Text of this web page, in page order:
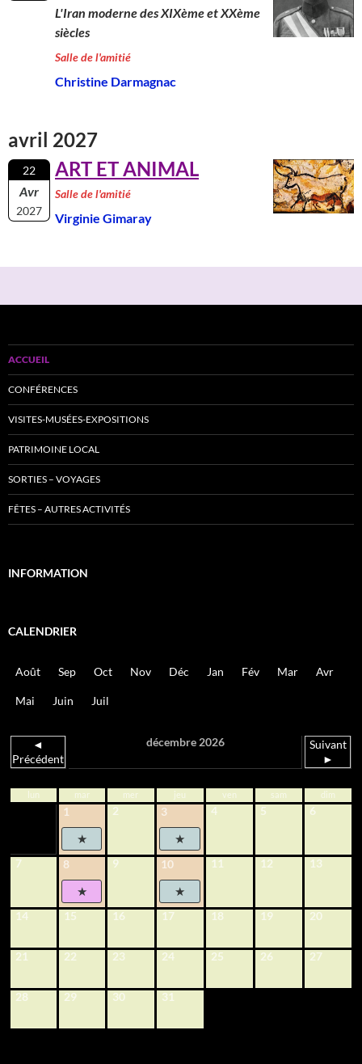
L'Iran moderne des XIXème et XXème
siècles
Salle de l'amitié
Christine Darmagnac
avril 2027
22
Avr
2027
ART ET ANIMAL
Salle de l'amitié
Virginie Gimaray
ACCUEIL
CONFÉRENCES
VISITES-MUSÉES-EXPOSITIONS
PATRIMOINE LOCAL
SORTIES – VOYAGES
FÊTES – AUTRES ACTIVITÉS
INFORMATION
CALENDRIER
Août Sep Oct Nov Déc Jan Fév Mar Avr
Mai Juin Juil
◄
Précédent
décembre 2026
Suivant
►
lun mar mer jeu ven sam dim
1 2 3 4 5 6
7 8 9 10 11 12 13
14 15 16 17 18 19 20
21 22 23 24 25 26 27
28 29 30 31